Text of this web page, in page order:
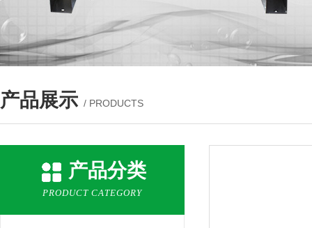
产品展示 / PRODUCTS
产品分类
PRODUCT CATEGORY